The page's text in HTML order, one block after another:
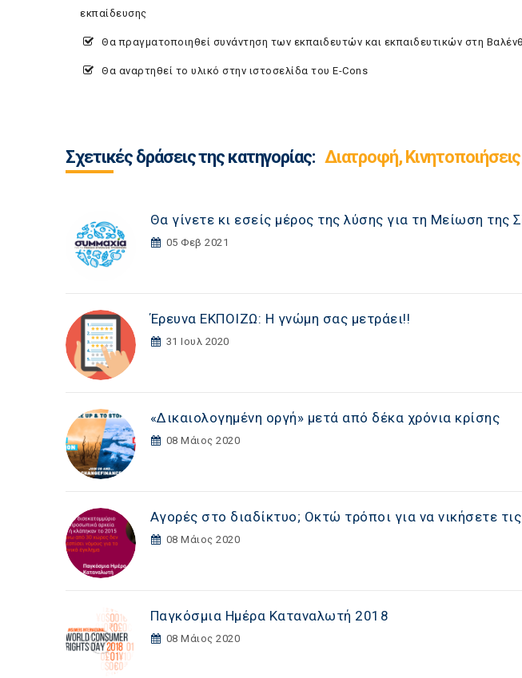
εκπαίδευσης
Θα πραγματοποιηθεί συνάντηση των εκπαιδευτών και εκπαιδευτικών στη
Θα αναρτηθεί το υλικό στην ιστοσελίδα του E-Cons
Σχετικές δράσεις της κατηγορίας: Διατροφή, Κινητοποιήσεις
Θα γίνετε κι εσείς μέρος της λύσης για τη Μείωση της
05 Φεβ 2021
Έρευνα ΕΚΠΟΙΖΩ: Η γνώμη σας μετράει!!
31 Ιουλ 2020
«Δικαιολογημένη οργή» μετά από δέκα χρόνια κρίσης
08 Μάιος 2020
Αγορές στο διαδίκτυο; Οκτώ τρόποι για να νικήσετε
08 Μάιος 2020
Παγκόσμια Ημέρα Καταναλωτή 2018
08 Μάιος 2020